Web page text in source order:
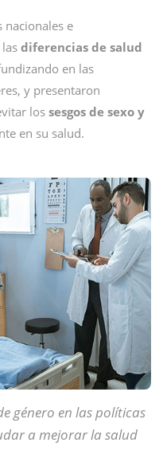
nacionales e
diferencias de salud
en las
y presentaron
los sesgos de sexo y
en su salud.
género en las políticas
a mejorar la salud